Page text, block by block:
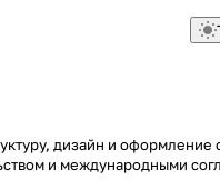
дизайн и
и международными